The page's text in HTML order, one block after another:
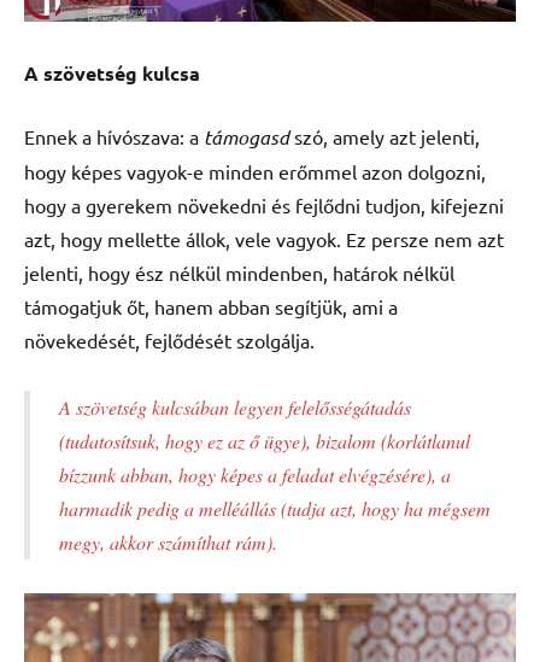
A szövetség kulcsa
Ennek a hívószava: a támogasdszó, amely azt jelenti,
hogy képes vagyok-e minden erőmmel azon dolgozni,
hogy a gyerekem növekedni és fejlődni tudjon, kifejezni
azt, hogy mellette állok, vele vagyok. Ez persze nem azt
jelenti, hogy ész nélkül mindenben, határok nélkül
támogatjuk őt, hanem abban segítjük, ami a
növekedését, fejlődését szolgálja.
A szövetség kulcsában legyen felelősségátadás
(tudatosítsuk, hogy ez az ő ügye), bizalom (korlátlanul
bízzunk abban, hogy képes a feladat elvégzésére), a
harmadik pedig a melléállás (tudja azt, hogy ha mégsem
megy, akkor számíthat rám).